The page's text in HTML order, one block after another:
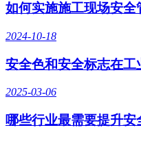
如何实施施工现场安全
2024-10-18
安全色和安全标志在工
2025-03-06
哪些行业最需要提升安